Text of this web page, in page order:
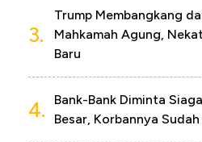
3.
Trump Membangkang
Mahkamah Agung,
Baru
4.
Bank-Bank Diminta
Besar, Korbannya